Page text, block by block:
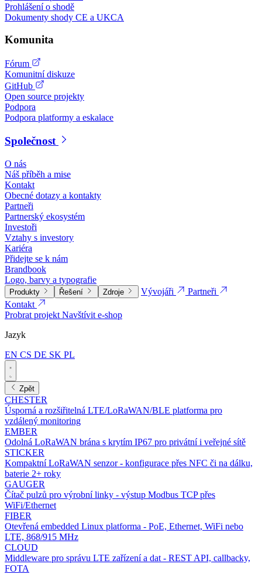
Prohlášení o shodě
Dokumenty shody CE a UKCA
Komunita
Fórum
Komunitní diskuze
GitHub
Open source projekty
Podpora
Podpora platformy a eskalace
Společnost
O nás
Náš příběh a mise
Kontakt
Obecné dotazy a kontakty
Partneři
Partnerský ekosystém
Investoři
Vztahy s investory
Kariéra
Přidejte se k nám
Brandbook
Logo, barvy a typografie
Produkty Řešení Zdroje Vývojáři
Partneři
Kontakt
Probrat projektNavštívit e-shop
Jazyk
EN CS DE SK PL
Zpět
CHESTER
Úsporná a rozšiřitelná LTE/LoRaWAN/BLE platforma pro
vzdálený monitoring
EMBER
Odolná LoRaWAN brána s krytím IP67 pro privátní i veřejné sítě
STICKER
Kompaktní LoRaWAN senzor - konfigurace přes NFC či na dálku,
baterie 2+ roky
GAUGER
Čítač pulzů pro výrobní linky - výstup Modbus TCP přes
WiFi/Ethernet
FIBER
Otevřená embedded Linux platforma - PoE, Ethernet, WiFi nebo
LTE, 868/915 MHz
CLOUD
Middleware pro správu LTE zařízení a dat - REST API, callbacky,
FOTA